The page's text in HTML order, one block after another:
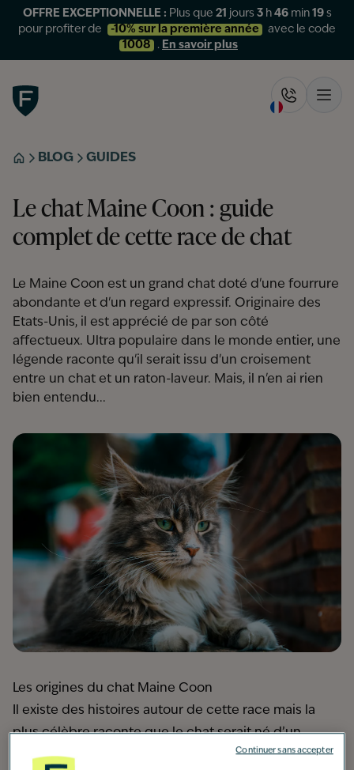
OFFRE EXCEPTIONNELLE : Plus que 21 jours 3h 46min 19s
pour profiter de
-10% sur la première année
avec le code
1008
. En savoir plus
Figo
ACCUEIL
BLOG GUIDES
Le chat Maine Coon : guide
complet de cette race de chat
Le Maine Coon est un grand chat doté d'une fourrure
abondante et d'un regard expressif. Originaire des
Etats-Unis, il est apprécié de par son côté
affectueux. Ultra populaire dans le monde entier, une
légende raconte qu'il serait issu d'un croisement
entre un chat et un raton-laveur. Mais, il n'en ai rien
bien entendu...
Les origines du chat Maine Coon
Il existe des histoires autour de cette race mais la
plus célèbre raconte que le chat serait né d’un
croisement entre un chat et un raton laveur. Cela
Continuer sans accepter